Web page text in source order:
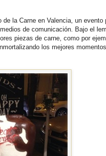
la Carne en Valencia, un evento
de comunicación. Bajo el
piezas de carne, como por
los mejores